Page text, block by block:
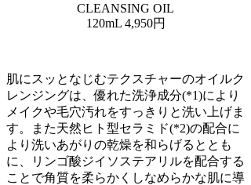
CLEANSING OIL
120mL 4,950円
肌にスッとなじむテクスチャーのオイルク
レンジングは、優れた洗浄成分(*1)により
メイクや毛穴汚れをすっきりと洗い上げま
す。また天然ヒト型セラミド(*2)の配合に
より洗いあがりの乾燥を和らげるととも
に、リンゴ酸ジイソステアリルを配合する
ことで角質を柔らかくしなめらかな肌に導